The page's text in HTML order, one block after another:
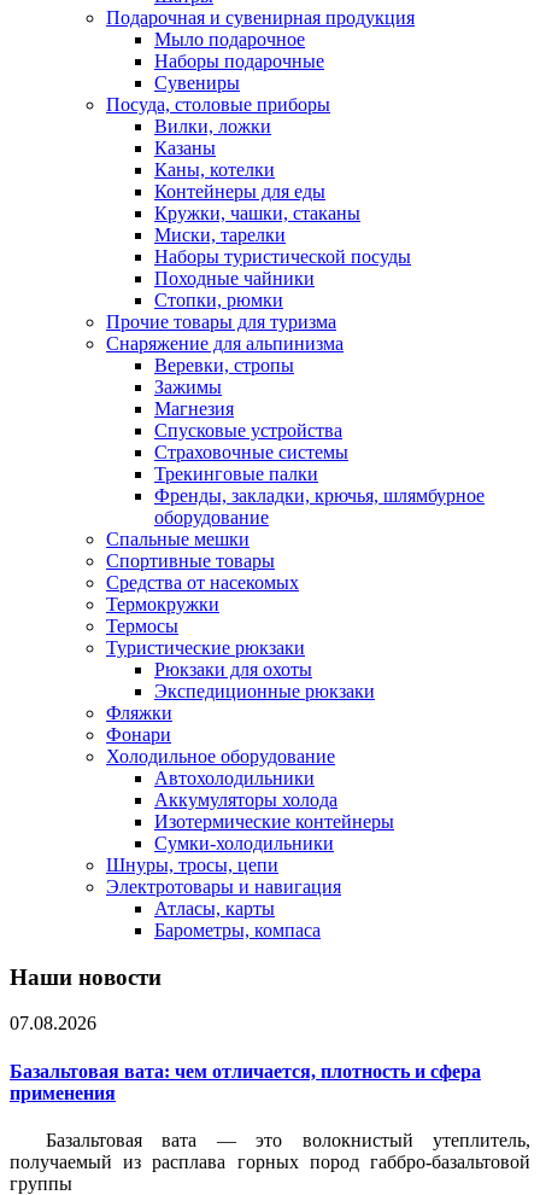
Подарочная и сувенирная продукция
Мыло подарочное
Наборы подарочные
Сувениры
Посуда, столовые приборы
Вилки, ложки
Казаны
Каны, котелки
Контейнеры для еды
Кружки, чашки, стаканы
Миски, тарелки
Наборы туристической посуды
Походные чайники
Стопки, рюмки
Прочие товары для туризма
Снаряжение для альпинизма
Веревки, стропы
Зажимы
Магнезия
Спусковые устройства
Страховочные системы
Трекинговые палки
Френды, закладки, крючья, шлямбурное
оборудование
Спальные мешки
Спортивные товары
Средства от насекомых
Термокружки
Термосы
Туристические рюкзаки
Рюкзаки для охоты
Экспедиционные рюкзаки
Фляжки
Фонари
Холодильное оборудование
Автохолодильники
Аккумуляторы холода
Изотермические контейнеры
Сумки-холодильники
Шнуры, тросы, цепи
Электротовары и навигация
Атласы, карты
Барометры, компаса
Наши новости
07.08.2026
Базальтовая вата: чем отличается, плотность и сфера
применения
Базальтовая вата — это волокнистый утеплитель,
получаемый из расплава горных пород габбро-базальтовой
группы